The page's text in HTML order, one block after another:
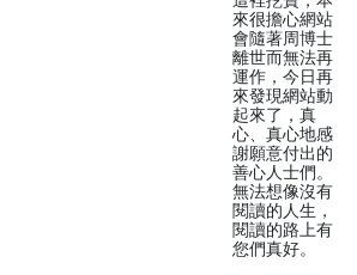
來很擔心網站
會隨著周博士
離世而無法再
運作，今日再
來發現網站動
起來了，真
心、真心地感
謝願意付出的
善心人士們。
無法想像沒有
閱讀的人生，
閱讀的路上有
您們真好。